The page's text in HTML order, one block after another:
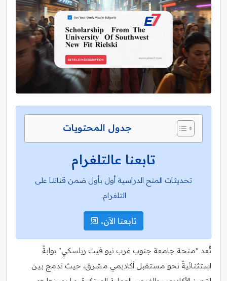
جدول المحتويات
تابعنا عالتلغرام
تحديثات المنح الدراسية أول بأول ضمن قناتنا على
التلغرام.
تابعنا الآن..
تُعد "منحة جامعة جنوب غرب نيو فيت ريلسكي" بوابةً
استثنائيةً نحو مستقبل أكاديمي مشرق، حيث تدمج بين